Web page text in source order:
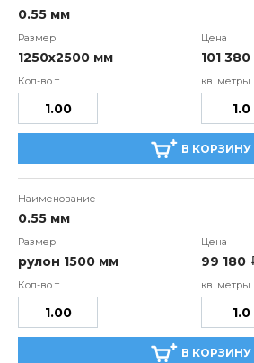
0.55 мм
1250х2500 мм 101 380
В КОРЗИНУ
0.55 мм
рулон 1500 мм 99 180
В КОРЗИНУ